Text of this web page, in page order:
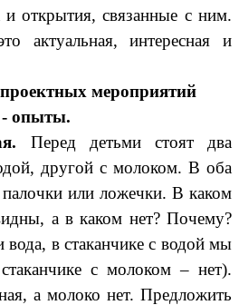
и открытия, связанные с ним.
актуальная, интересная и
мероприятий
- опыты.
Перед детьми стоят два
другой с молоком. В оба
палочки или ложечки. В каком
а в каком нет? Почему?
в стаканчике с водой мы
с молоком – нет).
а молоко нет. Предложить